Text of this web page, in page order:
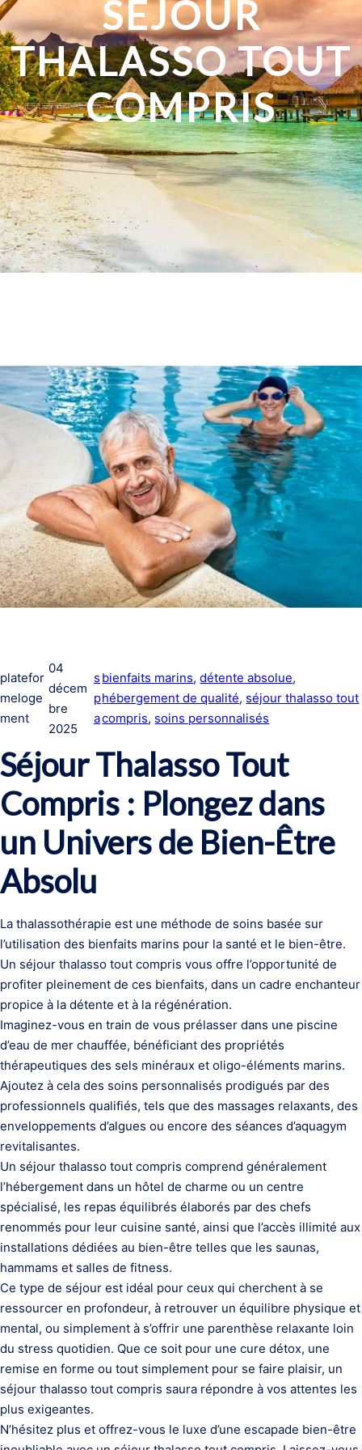
SÉJOUR
THALASSO TOUT
COMPRIS
platefor
meloge
ment
04
décem
bre
2025
s
p
a
bienfaits marins, détente absolue
hébergement de qualité, séjour thalasso tout
compris, soins personnalisés
Séjour Thalasso Tout
Compris : Plongez dans
un Univers de Bien-Être
Absolu
La thalassothérapie est une méthode de soins basée sur
l’utilisation des bienfaits marins pour la santé et le bien-être.
Un séjour thalasso tout compris vous offre l’opportunité de
profiter pleinement de ces bienfaits, dans un cadre enchanteur
propice à la détente et à la régénération.
Imaginez-vous en train de vous prélasser dans une piscine
d’eau de mer chauffée, bénéficiant des propriétés
thérapeutiques des sels minéraux et oligo-éléments marins.
Ajoutez à cela des soins personnalisés prodigués par des
professionnels qualifiés, tels que des massages relaxants, des
enveloppements d’algues ou encore des séances d’aquagym
revitalisantes.
Un séjour thalasso tout compris comprend généralement
l’hébergement dans un hôtel de charme ou un centre
spécialisé, les repas équilibrés élaborés par des chefs
renommés pour leur cuisine santé, ainsi que l’accès illimité aux
installations dédiées au bien-être telles que les saunas,
hammams et salles de fitness.
Ce type de séjour est idéal pour ceux qui cherchent à se
ressourcer en profondeur, à retrouver un équilibre physique et
mental, ou simplement à s’offrir une parenthèse relaxante loin
du stress quotidien. Que ce soit pour une cure détox, une
remise en forme ou tout simplement pour se faire plaisir, un
séjour thalasso tout compris saura répondre à vos attentes les
plus exigeantes.
N’hésitez plus et offrez-vous le luxe d’une escapade bien-être